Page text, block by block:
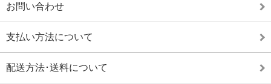
お問い合わせ
支払い方法について
配送方法･送料について